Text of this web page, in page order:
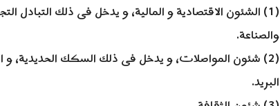
(1) الشئون الاقتصادية و المالية، و يدخل فى ذلك التبادل
والصناعة.
(2) شئون المواصلات، و يدخل فى ذلك السكك الحديدية، و
البريد.